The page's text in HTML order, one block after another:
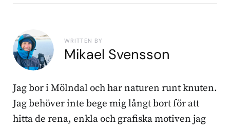
WRITTEN BY
Mikael Svensson
Jag bor i Mölndal och har naturen runt knuten.
Jag behöver inte bege mig långt bort för att
hitta de rena, enkla och grafiska motiven jag